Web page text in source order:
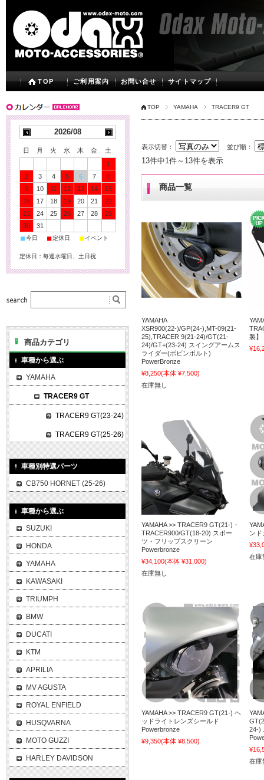
TOP ご利用案内 お問い合せ サイトマップ
TOP YAMAHA TRACER9 GT
表示切替： 並び順：
13件中1件～13件を表示
商品一覧
YAMAHA
XSR900(22-)/GP(24-),MT-09(21-
25),TRACER 9(21-24)/GT(21-
24)/GT+(23-24) スイングアームス
ライダー(ボビンボルト)
PowerBronze
¥8,250(本体 ¥7,500)
在庫無し
製】
YAMAHA >> TRACER9 GT(21-)・
TRACER900/GT(18-20) スポー
ツ・フリップスクリーン
Powerbronze
¥34,100(本体 ¥31,000)
在庫無し
ンド
在庫
YAMAHA >> TRACER9 GT(21-) ヘ
ッドライトレンズシールド
Powerbronze
¥9,350(本体 ¥8,500)
24-)
在庫
2026/08
日 月 火 水 木 金
土
1
2
3 4 5 6 7
8
9
10 11 12 13 14
15
16
17 18 19 20 21
22
23
24 25 26 27 28
29
30
31
■今日 ■定休日 ■ イベント
定休日：毎週水曜日、土日祝
商品カテゴリ
車種から選ぶ
YAMAHA
TRACER9 GT
TRACER9 GT(23-24)
TRACER9 GT(25-26)
車種別特選パーツ
CB750 HORNET (25-26)
車種から選ぶ
SUZUKI
HONDA
YAMAHA
KAWASAKI
TRIUMPH
BMW
DUCATI
KTM
APRILIA
MV AGUSTA
ROYAL ENFIELD
HUSQVARNA
MOTO GUZZI
HARLEY DAVIDSON